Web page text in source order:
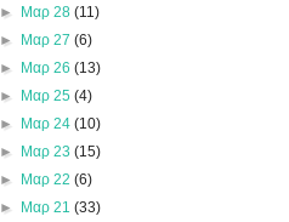
► Μαρ 28 (11)
► Μαρ 27 (6)
► Μαρ 26 (13)
► Μαρ 25 (4)
► Μαρ 24 (10)
► Μαρ 23 (15)
► Μαρ 22 (6)
► Μαρ 21 (33)